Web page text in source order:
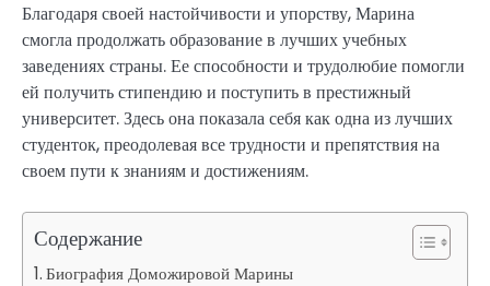
Благодаря своей настойчивости и упорству, Марина
смогла продолжать образование в лучших учебных
заведениях страны. Ее способности и трудолюбие помогли
ей получить стипендию и поступить в престижный
университет. Здесь она показала себя как одна из лучших
студенток, преодолевая все трудности и препятствия на
своем пути к знаниям и достижениям.
Содержание
Биография Доможировой Марины